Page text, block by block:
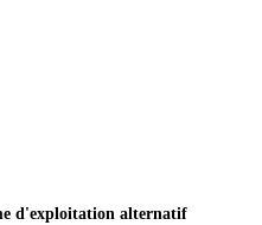
d'exploitation alternatif